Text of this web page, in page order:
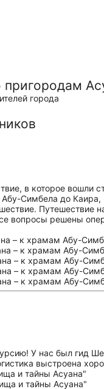
города
в которое вошли
Абу-Симбела до
Путешествие
вопросы решены
У нас был гид
выстроена